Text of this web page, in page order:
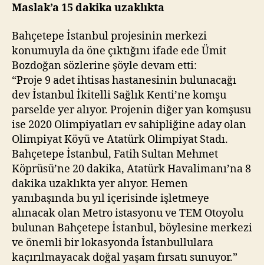
Maslak’a 15 dakika uzaklıkta
Bahçetepe İstanbul projesinin merkezi
konumuyla da öne çıktığını ifade ede Ümit
Bozdoğan sözlerine şöyle devam etti:
“Proje 9 adet ihtisas hastanesinin bulunacağı
dev İstanbul İkitelli Sağlık Kenti’ne komşu
parselde yer alıyor. Projenin diğer yan komşusu
ise 2020 Olimpiyatları ev sahipliğine aday olan
Olimpiyat Köyü ve Atatürk Olimpiyat Stadı.
Bahçetepe İstanbul, Fatih Sultan Mehmet
Köprüsü’ne 20 dakika, Atatürk Havalimanı’na 8
dakika uzaklıkta yer alıyor. Hemen
yanıbaşında bu yıl içerisinde işletmeye
alınacak olan Metro istasyonu ve TEM Otoyolu
bulunan Bahçetepe İstanbul, böylesine merkezi
ve önemli bir lokasyonda İstanbullulara
kaçırılmayacak doğal yaşam fırsatı sunuyor.”